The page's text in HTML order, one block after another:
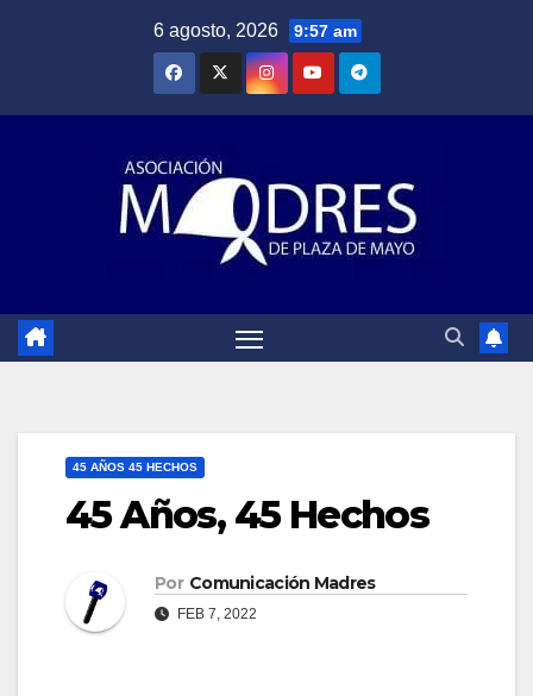
6 agosto, 2026 9:57 am
45 AÑOS 45 HECHOS
45 Años, 45 Hechos
Por Comunicación Madres
FEB 7, 2022